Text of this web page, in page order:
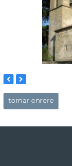
previous
tornar enrere